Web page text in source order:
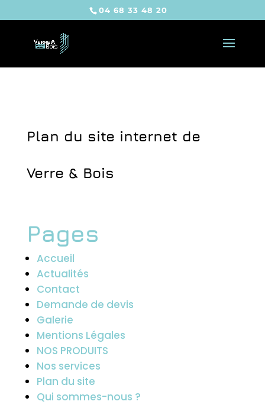
04 68 33 48 20
Plan du site internet de
Verre & Bois
Pages
Accueil
Actualités
Contact
Demande de devis
Galerie
Mentions Légales
NOS PRODUITS
Nos services
Plan du site
Qui sommes-nous ?